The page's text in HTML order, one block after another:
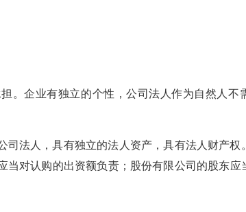
。企业有独立的个性，公司法人作为自然人不
司法人，具有独立的法人资产，具有法人财产权
当对认购的出资额负责；股份有限公司的股东应